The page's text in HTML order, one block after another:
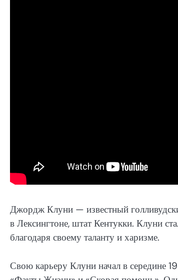
Джордж Клуни — известный
в Лексингтоне, штат Кентукки. Клуни
благодаря своему таланту и харизме.
Свою карьеру Клуни начал в середине